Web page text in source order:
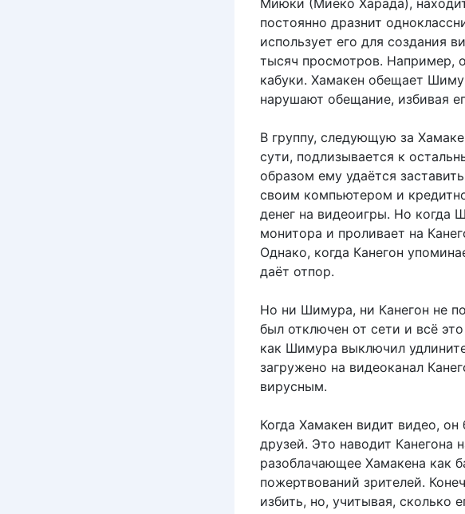
Миюки (Миеко Харада),
постоянно дразнит
использует его для создания
тысяч просмотров. Например,
кабуки. Хамакен обещает
нарушают обещание, избивая
В группу, следующую за
сути, подлизывается к
образом ему удаётся
своим компьютером и
денег на видеоигры. Но когда
монитора и проливает на
Однако, когда Канегон
даёт отпор.
Но ни Шимура, ни Канегон не
был отключен от сети и всё
как Шимура выключил
загружено на видеоканал
вирусным.
Когда Хамакен видит видео,
друзей. Это наводит Канегона
разоблачающее Хамакена как
пожертвований зрителей.
избить, но, учитывая, сколько